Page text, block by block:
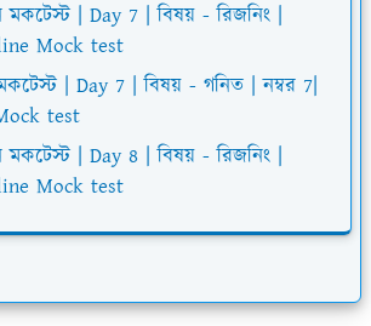
মকটেস্ট | Day 7 | বিষয় - রিজনিং |
Mock test
| Day 7 | বিষয় - গনিত | নম্বর 7|
test
মকটেস্ট | Day 8 | বিষয় - রিজনিং |
Mock test